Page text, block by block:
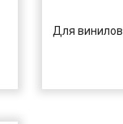
Для